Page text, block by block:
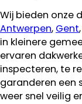
Wij bieden onze
Antwerpen, Gent,
in kleinere
ervaren
inspecteren, te
garanderen een
weer snel veilig